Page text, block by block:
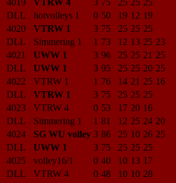
4019
VTRW 4 3 75 25 25 25
DLL
hotvolleys 1 0 50 19 12 19
4020
VTRW 1 3 75 25 25 25
DLL
Simmering 1 1 73 12 13 25 23
4021
UWW 1 3 96 25 25 21 25
DLL
UWW 1 3 95 25 25 20 25
4022
VTRW 1 1 76 14 21 25 16
DLL
VTRW 1 3 75 25 25 25
4023
VTRW 4 0 53 17 20 16
DLL
Simmering 1 1 81 12 25 24 20
4024
SG WU volley 3 86 25 10 26 25
DLL
UWW 1 3 75 25 25 25
4025
volley16/1 0 40 10 13 17
DLL
VTRW 4 0 48 10 10 28